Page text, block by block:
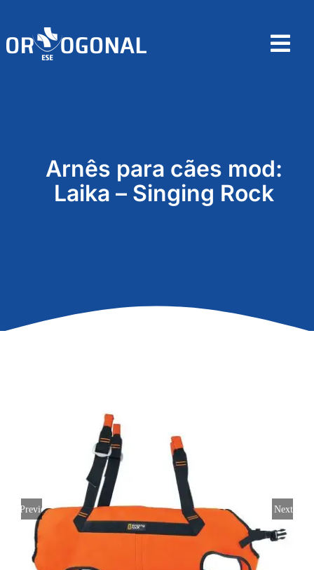
content
ProdutosArnês para cães mod:
Laika – Singing Rock
Previous Next